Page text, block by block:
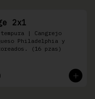
2x1
| Cangrejo
Philadelphia y
(16 pzas)